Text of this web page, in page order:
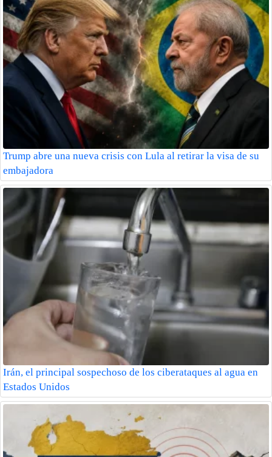
Trump abre una nueva crisis con Lula al retirar la visa de su
embajadora
Irán, el principal sospechoso de los ciberataques al agua en
Estados Unidos